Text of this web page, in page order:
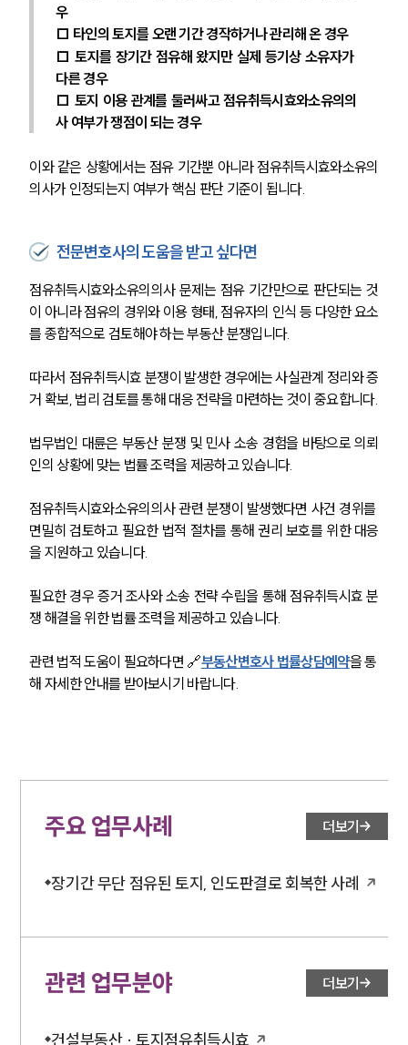
우
□ 타인의 토지를 오랜 기간 경작하거나 관리해 온 경우
□ 토지를 장기간 점유해 왔지만 실제 등기상 소유자가
다른 경우
□ 토지 이용 관계를 둘러싸고 점유취득시효와소유의의
사 여부가 쟁점이 되는 경우
이와 같은 상황에서는 점유 기간뿐 아니라 점유취득시효와소유의
의사가 인정되는지 여부가 핵심 판단 기준이 됩니다.
전문변호사의 도움을 받고 싶다면
점유취득시효와소유의의사 문제는 점유 기간만으로 판단되는 것
이 아니라 점유의 경위와 이용 형태, 점유자의 인식 등 다양한 요소
를 종합적으로 검토해야 하는 부동산 분쟁입니다.
따라서 점유취득시효 분쟁이 발생한 경우에는 사실관계 정리와 증
거 확보, 법리 검토를 통해 대응 전략을 마련하는 것이 중요합니다.
법무법인 대륜은 부동산 분쟁 및 민사 소송 경험을 바탕으로 의뢰
인의 상황에 맞는 법률 조력을 제공하고 있습니다.
점유취득시효와소유의의사 관련 분쟁이 발생했다면 사건 경위를
면밀히 검토하고 필요한 법적 절차를 통해 권리 보호를 위한 대응
을 지원하고 있습니다.
필요한 경우 증거 조사와 소송 전략 수립을 통해 점유취득시효 분
쟁 해결을 위한 법률 조력을 제공하고 있습니다.
관련 법적 도움이 필요하다면 🔗부동산변호사 법률상담예약을 통
해 자세한 안내를 받아보시기 바랍니다.
주요 업무사례 더보기
장기간 무단 점유된 토지, 인도판결로 회복한 사례
관련 업무분야 더보기
건설부동산 · 토지점유취득시효